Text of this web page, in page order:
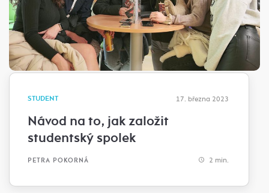
STUDENT 17. března 2023
Návod na to, jak založit
studentský spolek
PETRA POKORNÁ 2 min.